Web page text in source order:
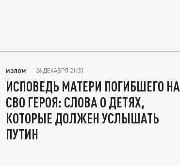
ИЗЛОМ 26 ДЕКАБРЯ 21:00
ИСПОВЕДЬ МАТЕРИ ПОГИБШЕГО НА
СВО ГЕРОЯ: СЛОВА О ДЕТЯХ,
КОТОРЫЕ ДОЛЖЕН УСЛЫШАТЬ
ПУТИН